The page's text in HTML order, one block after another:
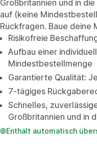
Großbritannien und in
auf (keine
Rückfragen. Baue deine
Risikofreie
Aufbau einer
Mindestbestellmenge
Garantierte Qualität:
7-tägiges
Schnelles,
Großbritannien und in
Enthält automatisch